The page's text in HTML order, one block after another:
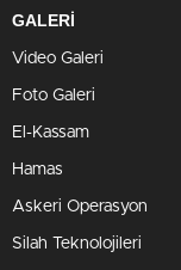
GALERİ
Video Galeri
Foto Galeri
El-Kassam
Hamas
Askeri Operasyon
Silah Teknolojileri